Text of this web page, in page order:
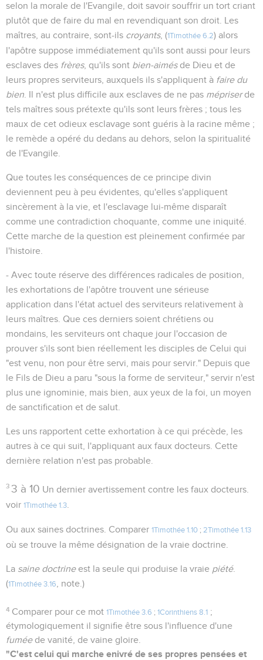
selon la morale de l'Evangile, doit savoir souffrir un tort criant
plutôt que de faire du mal en revendiquant son droit. Les
maîtres, au contraire, sont-ils croyants, (1Timothée 6.2) alors
l'apôtre suppose immédiatement qu'ils sont aussi pour leurs
esclaves des frères, qu'ils sont bien-aimésde Dieu et de
leurs propres serviteurs, auxquels ils s'appliquent à faire du
bien . Il n'est plus difficile aux esclaves de ne pas mépriserde
tels maîtres sous prétexte qu'ils sont leurs frères ; tous les
maux de cet odieux esclavage sont guéris à la racine même ;
le remède a opéré du dedans au dehors, selon la spiritualité
de l'Evangile.
Que toutes les conséquences de ce principe divin
deviennent peu à peu évidentes, qu'elles s'appliquent
sincèrement à la vie, et l'esclavage lui-même disparaît
comme une contradiction choquante, comme une iniquité.
Cette marche de la question est pleinement confirmée par
l'histoire.
- Avec toute réserve des différences radicales de position,
les exhortations de l'apôtre trouvent une sérieuse
application dans l'état actuel des serviteurs relativement à
leurs maîtres. Que ces derniers soient chrétiens ou
mondains, les serviteurs ont chaque jour l'occasion de
prouver s'ils sont bien réellement les disciples de Celui qui
"est venu, non pour être servi, mais pour servir." Depuis que
le Fils de Dieu a paru "sous la forme de serviteur," servir n'est
plus une ignominie, mais bien, aux yeux de la foi, un moyen
de sanctification et de salut.
Les uns rapportent cette exhortation à ce qui précède, les
autres à ce qui suit, l'appliquant aux faux docteurs. Cette
dernière relation n'est pas probable.
3 3 à 10 Un dernier avertissement contre les faux docteurs.
voir 1Timothée 1.3
Ou aux saines doctrines. Comparer 1Timothée 1.10 ; 2Timothée 1.13
où se trouve la même désignation de la vraie doctrine.
La saine doctrineest la seule qui produise la vraie piété.
(1Timothée 3.16 , note.)
4 Comparer pour ce mot1Timothée 3.6 ;1Corinthiens 8.1 ;
étymologiquement il signifie être sous l'influence d'une
fuméede vanité, de vaine gloire.
"C'est celui qui marche enivré de ses propres pensées et